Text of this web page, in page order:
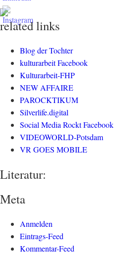
related links
Blog der Tochter
kulturarbeit Facebook
Kulturarbeit-FHP
NEW AFFAIRE
PAROCKTIKUM
Silverlife.digital
Social Media Rockt Facebook
VIDEOWORLD-Potsdam
VR GOES MOBILE
Literatur:
Meta
Anmelden
Eintrags-Feed
Kommentar-Feed